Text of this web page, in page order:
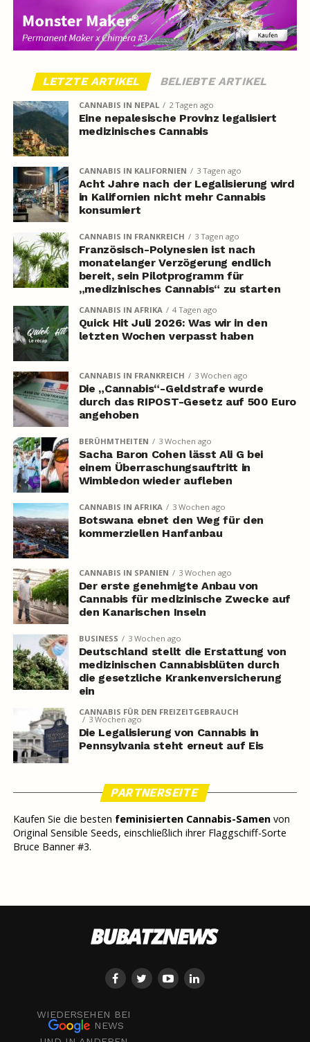
LETZTE ARTIKEL BELIEBTE ARTIKEL
CANNABIS IN NEPAL 2 Tagen ago
Eine nepalesische Provinz legalisiert
medizinisches Cannabis
CANNABIS IN KALIFORNIEN 3 Tagen ago
Acht Jahre nach der Legalisierung wird
in Kalifornien nicht mehr Cannabis
konsumiert
CANNABIS IN FRANKREICH 3 Tagen ago
Französisch-Polynesien ist nach
monatelanger Verzögerung endlich
bereit, sein Pilotprogramm für
„medizinisches Cannabis“ zu starten
CANNABIS IN AFRIKA 4 Tagen ago
Quick Hit Juli 2026: Was wir in den
letzten Wochen verpasst haben
CANNABIS IN FRANKREICH 3 Wochen ago
Die „Cannabis“-Geldstrafe wurde
durch das RIPOST-Gesetz auf 500 Euro
angehoben
BERÜHMTHEITEN 3 Wochen ago
Sacha Baron Cohen lässt Ali G bei
einem Überraschungsauftritt in
Wimbledon wieder aufleben
CANNABIS IN AFRIKA 3 Wochen ago
Botswana ebnet den Weg für den
kommerziellen Hanfanbau
CANNABIS IN SPANIEN 3 Wochen ago
Der erste genehmigte Anbau von
Cannabis für medizinische Zwecke auf
den Kanarischen Inseln
BUSINESS 3 Wochen ago
Deutschland stellt die Erstattung von
medizinischen Cannabisblüten durch
die gesetzliche Krankenversicherung
ein
CANNABIS FÜR DEN FREIZEITGEBRAUCH
3 Wochen ago
Die Legalisierung von Cannabis in
Pennsylvania steht erneut auf Eis
PARTNERSEITE
Kaufen Sie die besten feminisierten Cannabis-Samenvon
Original Sensible Seeds, einschließlich ihrer Flaggschiff-Sorte
Bruce Banner #3.
WIEDERSEHEN BEI
NEWS